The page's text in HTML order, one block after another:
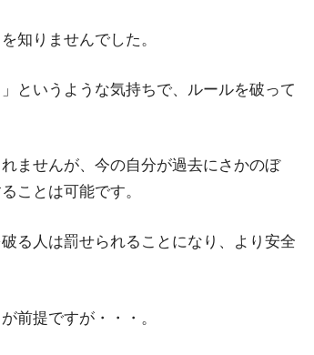
知りませんでした。
というような気持ちで、ルールを破って
ませんが、今の自分が過去にさかのぼ
ことは可能です。
る人は罰せられることになり、より安全
前提ですが・・・。